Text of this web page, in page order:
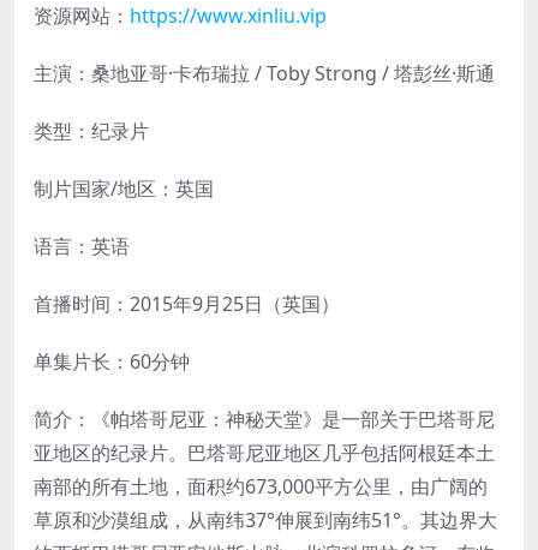
资源网站： https://www.xinliu.vip
主演：桑地亚哥·卡布瑞拉 / Toby Strong / 塔彭丝·斯通
类型：纪录片
制片国家/地区：英国
语言：英语
首播时间：2015年9月25日（英国）
单集片长：60分钟
简介：《帕塔哥尼亚：神秘天堂》是一部关于巴塔哥尼
亚地区的纪录片。巴塔哥尼亚地区几乎包括阿根廷本土
南部的所有土地，面积约673,000平方公里，由广阔的
草原和沙漠组成，从南纬37°伸展到南纬51°。其边界大